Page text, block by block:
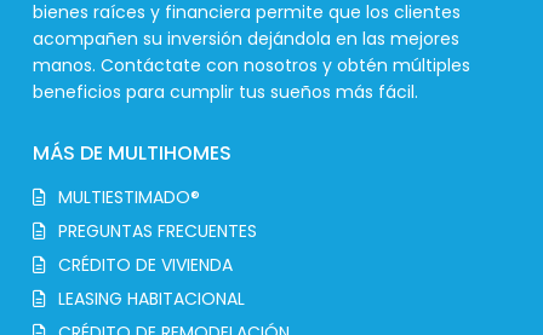
bienes raíces y financiera permite que los clientes
acompañen su inversión dejándola en las mejores
manos. Contáctate con nosotros y obtén múltiples
beneficios para cumplir tus sueños más fácil.
MÁS DE MULTIHOMES
MULTIESTIMADO®
PREGUNTAS FRECUENTES
CRÉDITO DE VIVIENDA
LEASING HABITACIONAL